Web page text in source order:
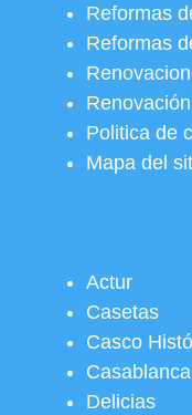
Reformas
Reformas
Politica de
Mapa del
Actur
Casetas
Casco
Casablanca
Delicias